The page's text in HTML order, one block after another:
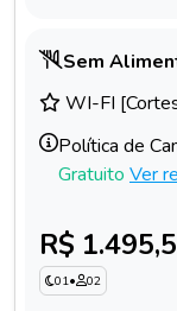
Sem
WI-FI
Política de
Gratuito Ver
R$
01• 02